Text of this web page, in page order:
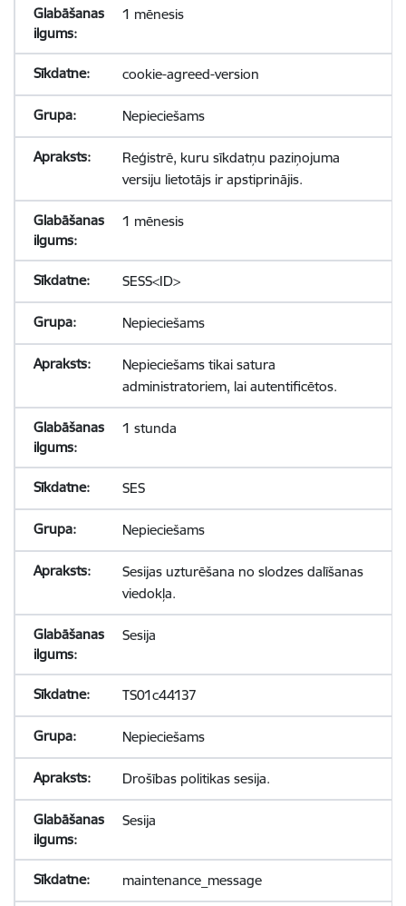
1 mēnesis
cookie-agreed-version
Nepieciešams
Reģistrē, kuru sīkdatņu paziņojuma
versiju lietotājs ir apstiprinājis.
1 mēnesis
SESS<ID>
Nepieciešams
Nepieciešams tikai satura
administratoriem, lai autentificētos.
1 stunda
SES
Nepieciešams
Sesijas uzturēšana no slodzes dalīšanas
viedokļa.
Sesija
TS01c44137
Nepieciešams
Drošības politikas sesija.
Sesija
maintenance_message